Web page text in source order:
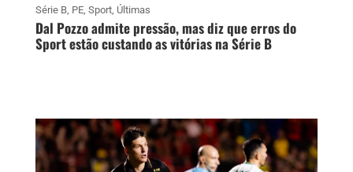
Série B, PE, Sport, Últimas
Dal Pozzo admite pressão, mas diz que erros do
Sport estão custando as vitórias na Série B